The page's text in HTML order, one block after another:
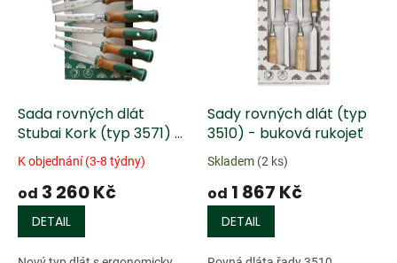
d
u
Sada rovných dlát
Stubai Kork (typ 3571) -
6 ks
K objednání (3-8 týdny)
od 3 260 Kč
DETAIL
Sady rovných dlát (typ
3510) - buková rukojeť
Skladem (2 ks)
od 1 867 Kč
DETAIL